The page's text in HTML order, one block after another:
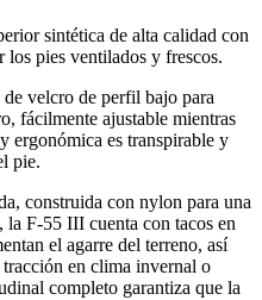
sintética de alta calidad con
los pies ventilados y frescos.
velcro de perfil bajo para
fácilmente ajustable mientras
ergonómica es transpirable y
pie.
construida con nylon para una
la F-55 III cuenta con tacos en
el agarre del terreno, así
en clima invernal o
completo garantiza que la